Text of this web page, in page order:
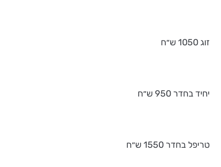
זוג 1050 ש״ח
יחיד בחדר 950 ש״ח
טריפל בחדר 1550 ש״ח